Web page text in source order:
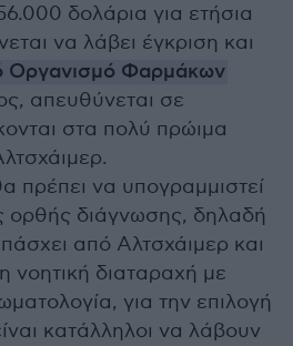
δολάρια για ετήσια
να λάβει έγκριση και
Οργανισμό Φαρμάκων
απευθύνεται σε
στα πολύ πρώιμα
πρέπει να υπογραμμιστεί
ορθής διάγνωσης, δηλαδή
από Αλτσχάιμερ και
νοητική διαταραχή με
για την επιλογή
κατάλληλοι να λάβουν